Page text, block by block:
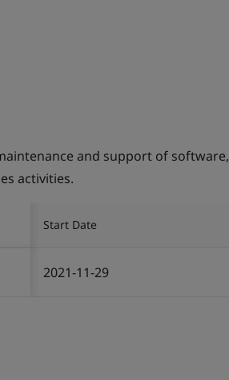
and support of software,
activities.
Start Date
2021-11-29